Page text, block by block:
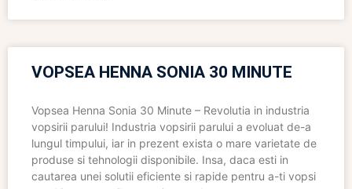
VOPSEA HENNA SONIA 30 MINUTE
Vopsea Henna Sonia 30 Minute – Revolutia in industria
vopsirii parului! Industria vopsirii parului a evoluat de-a
lungul timpului, iar in prezent exista o mare varietate de
produse si tehnologii disponibile. Insa, daca esti in
cautarea unei solutii eficiente si rapide pentru a-ti vopsi